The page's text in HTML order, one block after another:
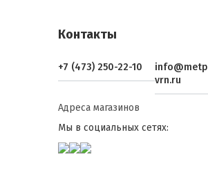
Контакты
+7 (473) 250-22-10
vrn.ru
Адреса магазинов
Мы в социальных сетях: